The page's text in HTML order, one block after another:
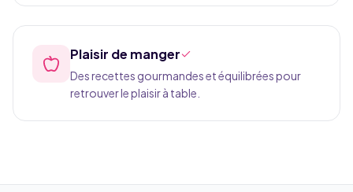
Plaisir de manger
Des recettes gourmandes et équilibrées pour
retrouver le plaisir à table.